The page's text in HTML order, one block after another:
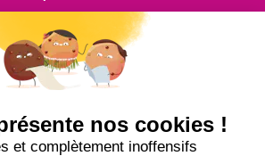
nous au +33 2 99 14 64 81
ENVOYEZ-NOUS UN MESSAGE !
NUCLEUS - S.A.S.